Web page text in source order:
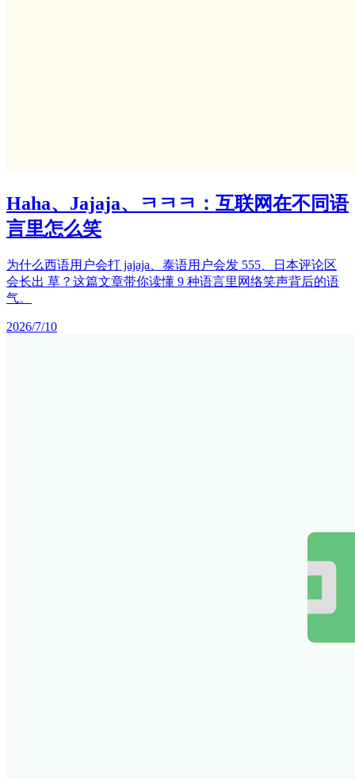
Haha、Jajaja、ㅋㅋㅋ：互联网在不同语
言里怎么笑
为什么西语用户会打 jajaja、泰语用户会发 555、日本评论区
会长出 草？这篇文章带你读懂 9 种语言里网络笑声背后的语
气。
2026/7/10